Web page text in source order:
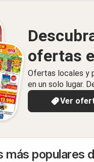
ofertas
Ofertas locales y
en un solo lugar.
Ver
populares